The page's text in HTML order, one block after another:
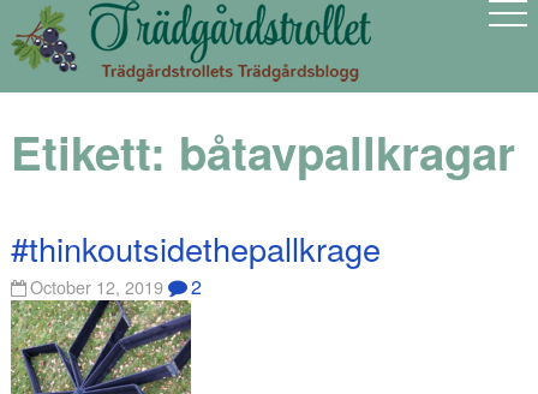
Etikett: båtavpallkragar
#thinkoutsidethepallkrage
October 12, 2019 2